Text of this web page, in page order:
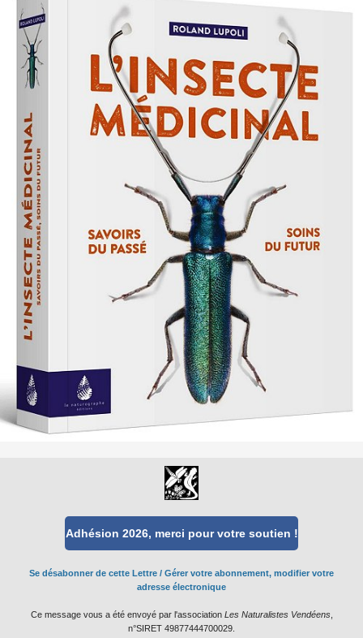
Adhésion 2026, merci pour votre soutien !
Se désabonner de cette Lettre / Gérer votre abonnement, modifier votre
adresse électronique
Ce message vous a été envoyé par l'association Les Naturalistes Vendéens,
n°SIRET 49877444700029.